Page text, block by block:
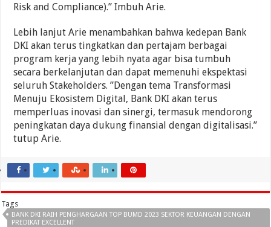
Risk and Compliance).” Imbuh Arie.
Lebih lanjut Arie menambahkan bahwa kedepan Bank
DKI akan terus tingkatkan dan pertajam berbagai
program kerja yang lebih nyata agar bisa tumbuh
secara berkelanjutan dan dapat memenuhi ekspektasi
seluruh Stakeholders. ”Dengan tema Transformasi
Menuju Ekosistem Digital, Bank DKI akan terus
memperluas inovasi dan sinergi, termasuk mendorong
peningkatan daya dukung finansial dengan digitalisasi.”
tutup Arie.
Tags
BANK DKI RAIH PENGHARGAAN TOP BUMD 2023 SEKTOR KEUANGAN DENGAN
PREDIKAT EXCELLENT